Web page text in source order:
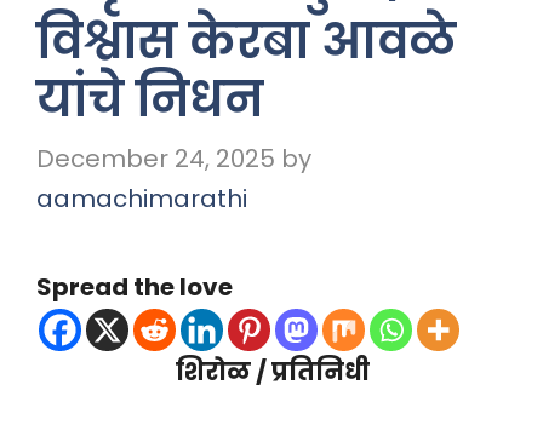
विश्वास केरबा आवळे
यांचे निधन
December 24, 2025 by
aamachimarathi
Spread the love
शिरोळ / प्रतिनिधी